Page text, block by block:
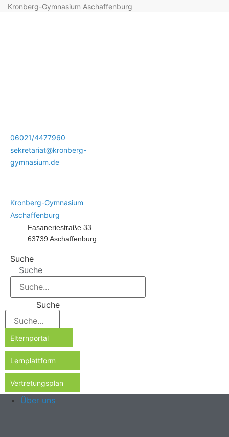
Kronberg-Gymnasium Aschaffenburg
06021/4477960
sekretariat@kronberg-
gymnasium.de
Kronberg-Gymnasium
Aschaffenburg
Fasaneriestraße 33
63739 Aschaffenburg
Suche
Suche
Suche
Elternportal
Lernplattform
Vertretungsplan
Über uns